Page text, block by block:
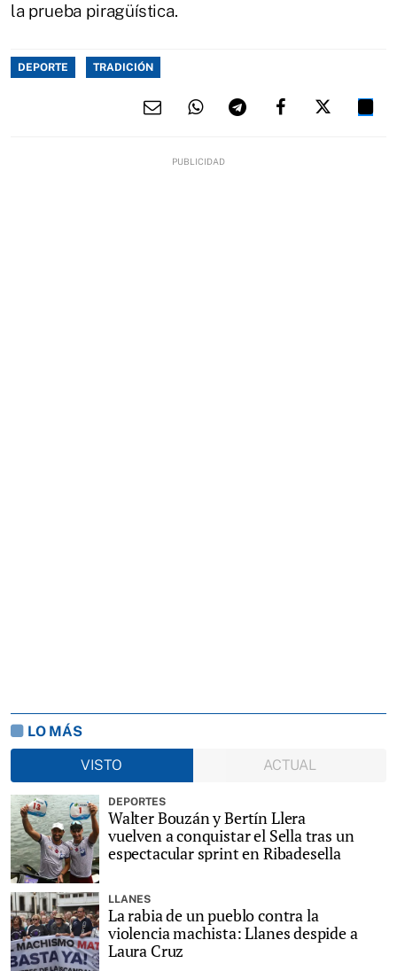
la prueba piragüística.
DEPORTE TRADICIÓN
LO MÁS
VISTO
ACTUAL
DEPORTES
Walter Bouzán y Bertín Llera
vuelven a conquistar el Sella tras un
espectacular sprint en Ribadesella
LLANES
La rabia de un pueblo contra la
violencia machista: Llanes despide a
Laura Cruz